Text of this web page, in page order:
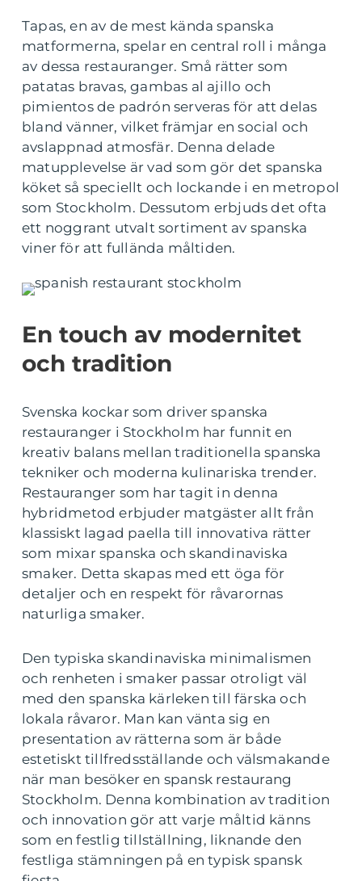
Tapas, en av de mest kända spanska
matformerna, spelar en central roll i många
av dessa restauranger. Små rätter som
patatas bravas, gambas al ajillo och
pimientos de padrón serveras för att delas
bland vänner, vilket främjar en social och
avslappnad atmosfär. Denna delade
matupplevelse är vad som gör det spanska
köket så speciellt och lockande i en metropol
som Stockholm. Dessutom erbjuds det ofta
ett noggrant utvalt sortiment av spanska
viner för att fullända måltiden.
En touch av modernitet
och tradition
Svenska kockar som driver spanska
restauranger i Stockholm har funnit en
kreativ balans mellan traditionella spanska
tekniker och moderna kulinariska trender.
Restauranger som har tagit in denna
hybridmetod erbjuder matgäster allt från
klassiskt lagad paella till innovativa rätter
som mixar spanska och skandinaviska
smaker. Detta skapas med ett öga för
detaljer och en respekt för råvarornas
naturliga smaker.
Den typiska skandinaviska minimalismen
och renheten i smaker passar otroligt väl
med den spanska kärleken till färska och
lokala råvaror. Man kan vänta sig en
presentation av rätterna som är både
estetiskt tillfredsställande och välsmakande
när man besöker en spansk restaurang
Stockholm. Denna kombination av tradition
och innovation gör att varje måltid känns
som en festlig tillställning, liknande den
festliga stämningen på en typisk spansk